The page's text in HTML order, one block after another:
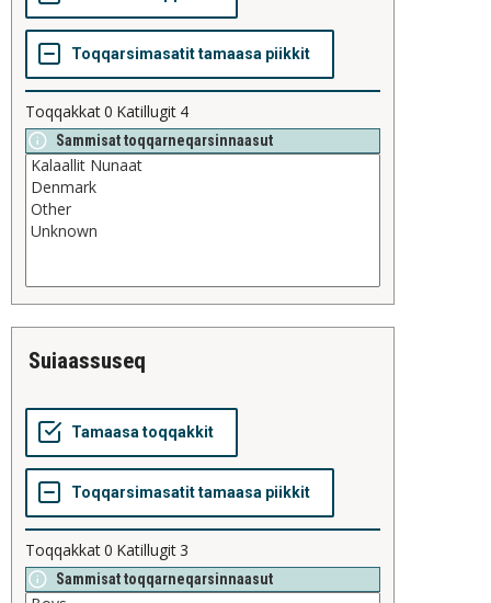
Toqqakkat0 Katillugit 4
Sammisat toqqarneqarsinnaasut
suiaassuseq
Toqqakkat0 Katillugit3
Sammisat toqqarneqarsinnaasut